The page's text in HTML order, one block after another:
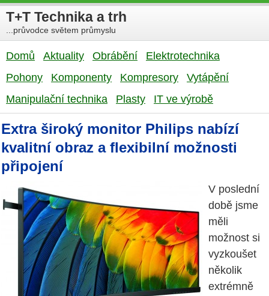
T+T Technika a trh
...průvodce světem průmyslu
Domů Aktuality Obrábění
Elektrotechnika
Pohony
Komponenty Kompresory
Vytápění
Manipulační technika
Plasty IT ve výrobě
Extra široký monitor Philips nabízí
kvalitní obraz a flexibilní možnosti
připojení
V poslední
době jsme
měli
možnost si
vyzkoušet
několik
extrémně